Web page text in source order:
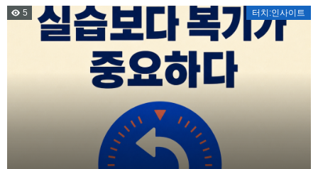
5 터치:인사이트